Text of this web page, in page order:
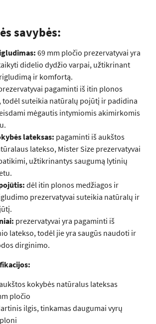
savybės:
69 mm pločio prezervatyvai yra
didelio dydžio varpai, užtikrinant
ir komfortą.
pagaminti iš itin plonos
todėl suteikia natūralų pojūtį ir padidina
mėgautis intymiomis akimirkomis
lateksas: pagaminti iš aukštos
latekso, Mister Size prezervatyvai
užtikrinantys saugumą lytinių
dėl itin plonos medžiagos ir
prezervatyvai suteikia natūralų ir
prezervatyvai yra pagaminti iš
latekso, todėl jie yra saugūs naudoti ir
dirginimo.
kokybės natūralus lateksas
pločio
ilgis, tinkamas daugumai vyrų